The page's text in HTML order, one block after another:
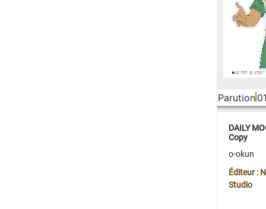
Parution
DAILY
Copy
o-okun
Éditeur :
Studio